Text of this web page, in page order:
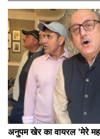
अनुपम खेर का वायरल 'मेरे